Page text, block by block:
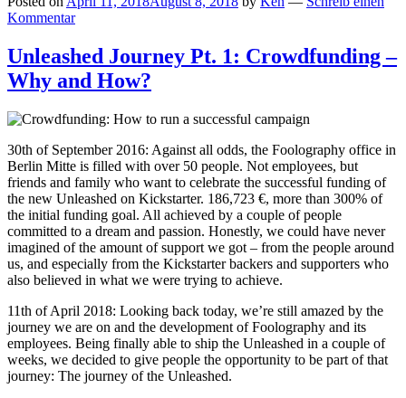
Kommentar
Unleashed Journey Pt. 1: Crowdfunding –
Why and How?
30th of September 2016: Against all odds, the Foolography office in
Berlin Mitte is filled with over 50 people. Not employees, but
friends and family who want to celebrate the successful funding of
the new Unleashed on Kickstarter. 186,723 €, more than 300% of
the initial funding goal. All achieved by a couple of people
committed to a dream and passion. Honestly, we could have never
imagined of the amount of support we got – from the people around
us, and especially from the Kickstarter backers and supporters who
also believed in what we were trying to achieve.
11th of April 2018: Looking back today, we’re still amazed by the
journey we are on and the development of Foolography and its
employees. Being finally able to ship the Unleashed in a couple of
weeks, we decided to give people the opportunity to be part of that
journey: The journey of the Unleashed.